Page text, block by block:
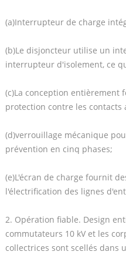
(a)Interrupteur de charge
(b)Le disjoncteur utilise un
interrupteur d'isolement, ce
(c)La conception entièrement
protection contre les contacts
(d)verrouillage mécanique
prévention en cinq phases;
(e)L'écran de charge fournit
l'électrification des lignes
2. Opération fiable. Design
commutateurs 10 kV et les
collectrices sont scellés dans